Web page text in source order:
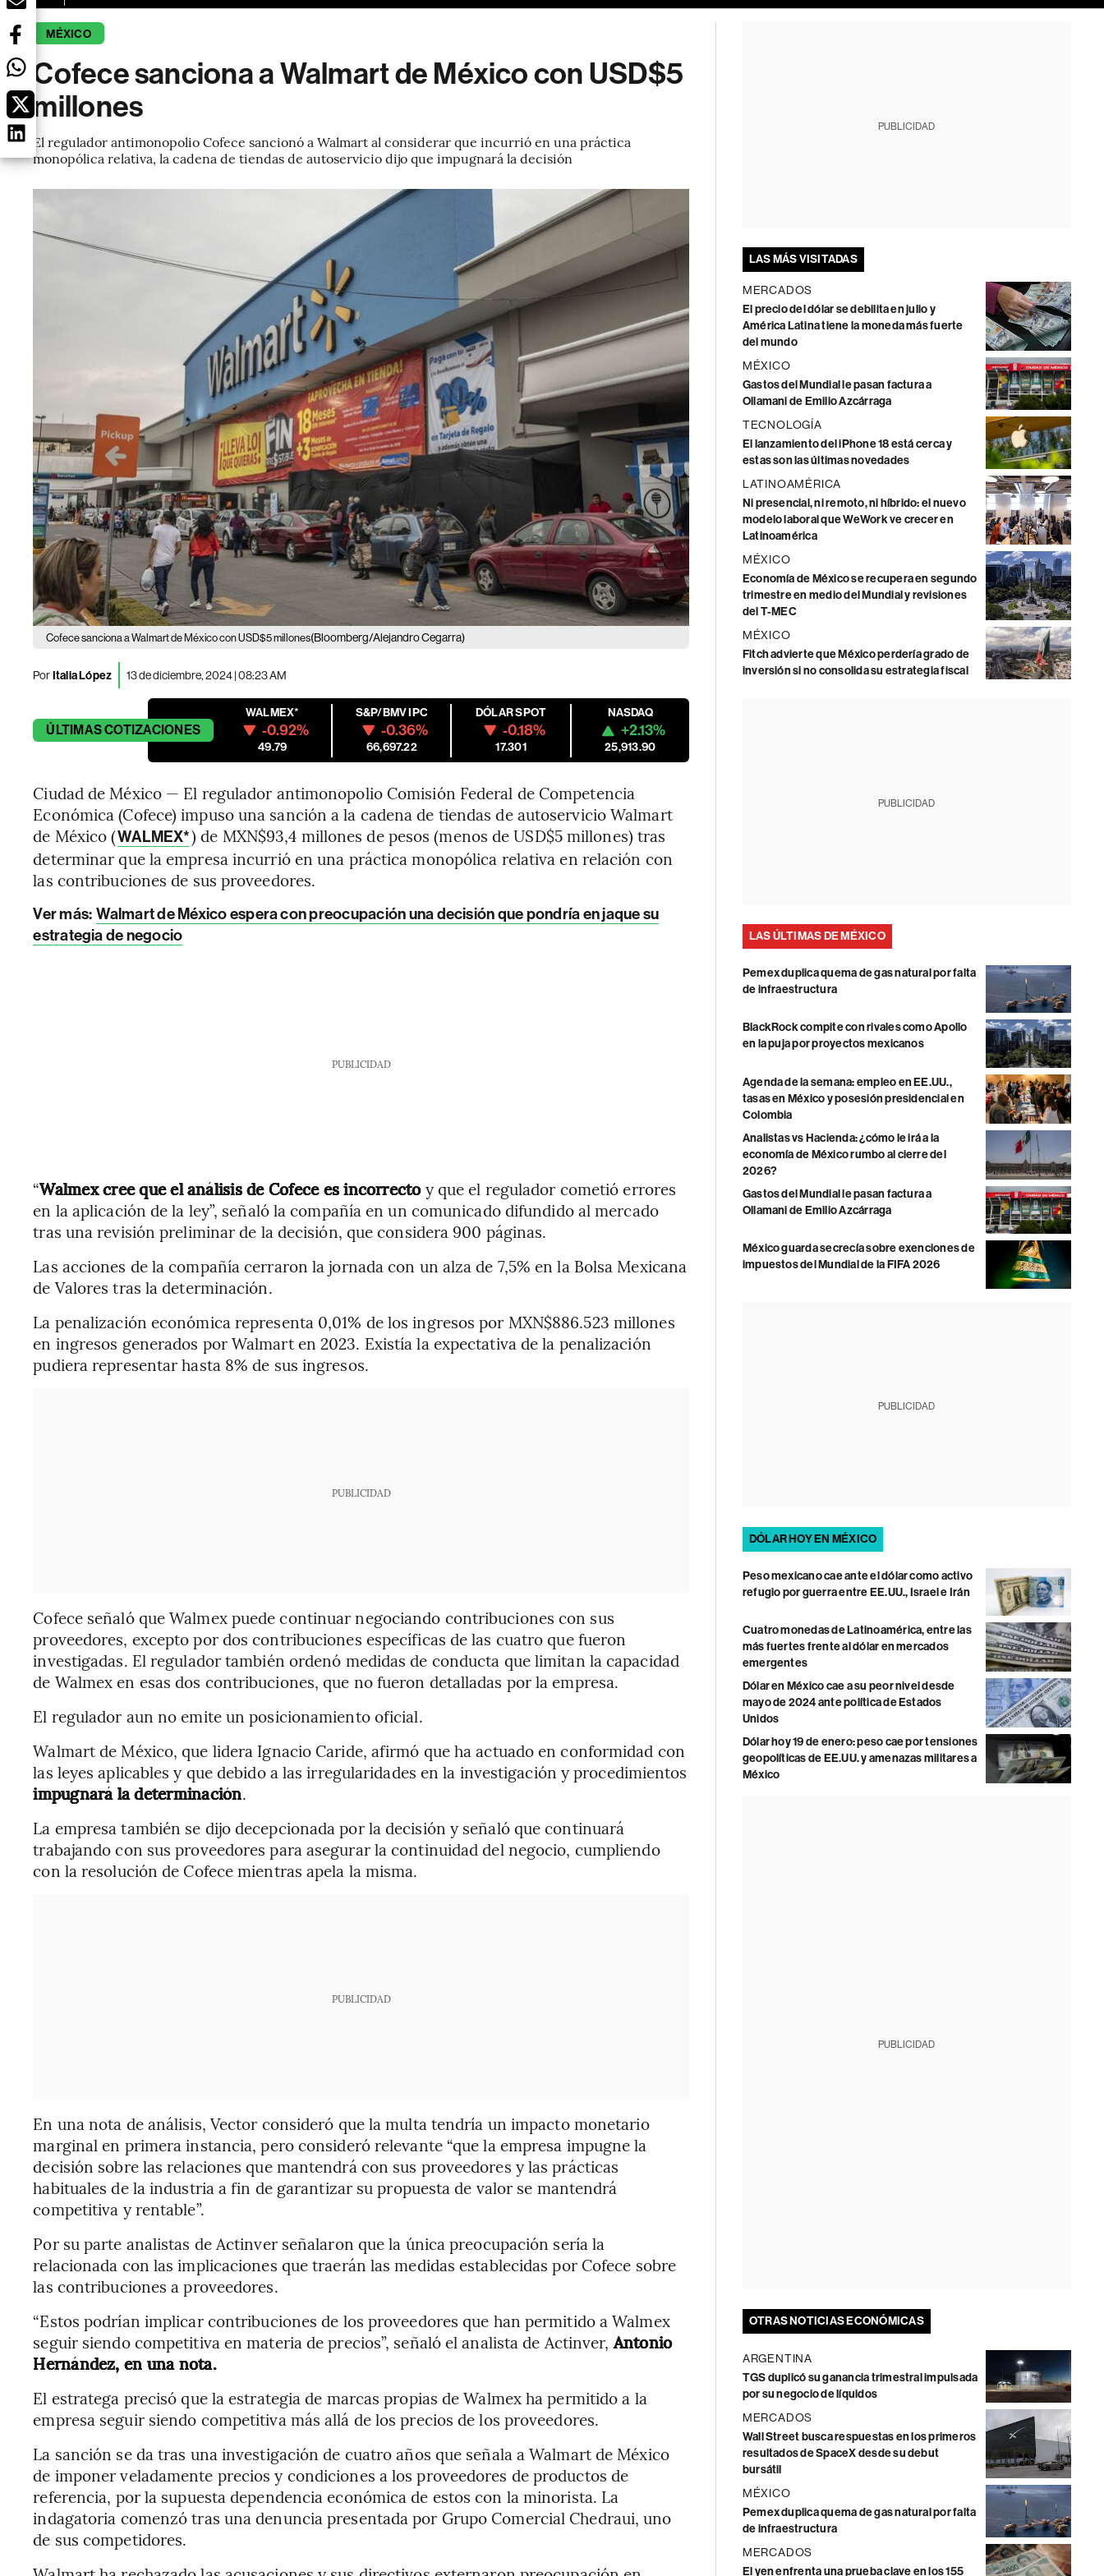
MÉXICO
Cofece sanciona a Walmart de México con USD$5
millones
El regulador antimonopolio Cofece sancionó a Walmart al considerar que incurrió en una práctica
monopólica relativa, la cadena de tiendas de autoservicio dijo que impugnará la decisión
Cofece sanciona a Walmart de México con USD$5 millones(Bloomberg/Alejandro Cegarra)
PorItalia López 13 de diciembre, 2024 | 08:23 AM
ÚLTIMASCOTIZACIONES
WALMEX*
-0.92%
49.79
S&P/BMV IPC
-0.36%
66,697.22
DÓLAR SPOT
-0.18%
17.301
NASDAQ
+2.13%
25,913.90
Ciudad de México — El regulador antimonopolio Comisión Federal de Competencia
Económica (Cofece) impuso una sanción a la cadena de tiendas de autoservicio Walmart
de México (WALMEX*) de MXN$93,4 millones de pesos (menos de USD$5 millones) tras
determinar que la empresa incurrió en una práctica monopólica relativa en relación con
las contribuciones de sus proveedores.
Ver más: Walmart de México espera con preocupación una decisión que pondría en jaque su
estrategia de negocio
PUBLICIDAD
“Walmex cree que el análisis de Cofece es incorrectoy que el regulador cometió errores
en la aplicación de la ley”, señaló la compañía en un comunicado difundido al mercado
tras una revisión preliminar de la decisión, que considera 900 páginas.
Las acciones de la compañía cerraron la jornada con un alza de 7,5% en la Bolsa Mexicana
de Valores tras la determinación.
La penalización económica representa 0,01% de los ingresos por MXN$886.523 millones
en ingresos generados por Walmart en 2023. Existía la expectativa de la penalización
pudiera representar hasta 8% de sus ingresos.
PUBLICIDAD
Cofece señaló que Walmex puede continuar negociando contribuciones con sus
proveedores, excepto por dos contribuciones específicas de las cuatro que fueron
investigadas. El regulador también ordenó medidas de conducta que limitan la capacidad
de Walmex en esas dos contribuciones, que no fueron detalladas por la empresa.
El regulador aun no emite un posicionamiento oficial.
Walmart de México, que lidera Ignacio Caride, afirmó que ha actuado en conformidad con
las leyes aplicables y que debido a las irregularidades en la investigación y procedimientos
impugnará la determinación.
La empresa también se dijo decepcionada por la decisión y señaló que continuará
trabajando con sus proveedores para asegurar la continuidad del negocio, cumpliendo
con la resolución de Cofece mientras apela la misma.
PUBLICIDAD
En una nota de análisis, Vector consideró que la multa tendría un impacto monetario
marginal en primera instancia, pero consideró relevante “que la empresa impugne la
decisión sobre las relaciones que mantendrá con sus proveedores y las prácticas
habituales de la industria a fin de garantizar su propuesta de valor se mantendrá
competitiva y rentable”.
Por su parte analistas de Actinver señalaron que la única preocupación sería la
relacionada con las implicaciones que traerán las medidas establecidas por Cofece sobre
las contribuciones a proveedores.
“Estos podrían implicar contribuciones de los proveedores que han permitido a Walmex
seguir siendo competitiva en materia de precios”, señaló el analista de Actinver, Antonio
Hernández, en una nota.
El estratega precisó que la estrategia de marcas propias de Walmex ha permitido a la
empresa seguir siendo competitiva más allá de los precios de los proveedores.
La sanción se da tras una investigación de cuatro años que señala a Walmart de México
de imponer veladamente precios y condiciones a los proveedores de productos de
referencia, por la supuesta dependencia económica de estos con la minorista. La
indagatoria comenzó tras una denuncia presentada por Grupo Comercial Chedraui, uno
de sus competidores.
PUBLICIDAD
LAS MÁS VISITADAS
MERCADOS
El precio del dólar se debilita en julio y
América Latina tiene la moneda más fuerte
del mundo
MÉXICO
Gastos del Mundial le pasan factura a
Ollamani de Emilio Azcárraga
TECNOLOGÍA
El lanzamiento del iPhone 18 está cerca y
estas son las últimas novedades
LATINOAMÉRICA
Ni presencial, ni remoto, ni híbrido: el nuevo
modelo laboral que WeWork ve crecer en
Latinoamérica
MÉXICO
Economía de México se recupera en segundo
trimestre en medio del Mundial y revisiones
del T-MEC
MÉXICO
Fitch advierte que México perdería grado de
inversión si no consolida su estrategia fiscal
PUBLICIDAD
LAS ÚLTIMAS DE MÉXICO
Pemex duplica quema de gas natural por falta
de infraestructura
BlackRock compite con rivales como Apollo
en la puja por proyectos mexicanos
Agenda de la semana: empleo en EE.UU.,
tasas en México y posesión presidencial en
Colombia
Analistas vs Hacienda: ¿cómo le irá a la
economía de México rumbo al cierre del
2026?
Gastos del Mundial le pasan factura a
Ollamani de Emilio Azcárraga
México guarda secrecía sobre exenciones de
impuestos del Mundial de la FIFA 2026
PUBLICIDAD
DÓLAR HOY EN MÉXICO
Peso mexicano cae ante el dólar como activo
refugio por guerra entre EE.UU., Israel e Irán
Cuatro monedas de Latinoamérica, entre las
más fuertes frente al dólar en mercados
emergentes
Dólar en México cae a su peor nivel desde
mayo de 2024 ante política de Estados
Unidos
Dólar hoy 19 de enero: peso cae por tensiones
geopolíticas de EE.UU. y amenazas militares a
México
PUBLICIDAD
OTRAS NOTICIAS ECONÓMICAS
ARGENTINA
TGS duplicó su ganancia trimestral impulsada
por su negocio de líquidos
MERCADOS
Wall Street busca respuestas en los primeros
resultados de SpaceX desde su debut
bursátil
MÉXICO
Pemex duplica quema de gas natural por falta
de infraestructura
MERCADOS
El yen enfrenta una prueba clave en los 155